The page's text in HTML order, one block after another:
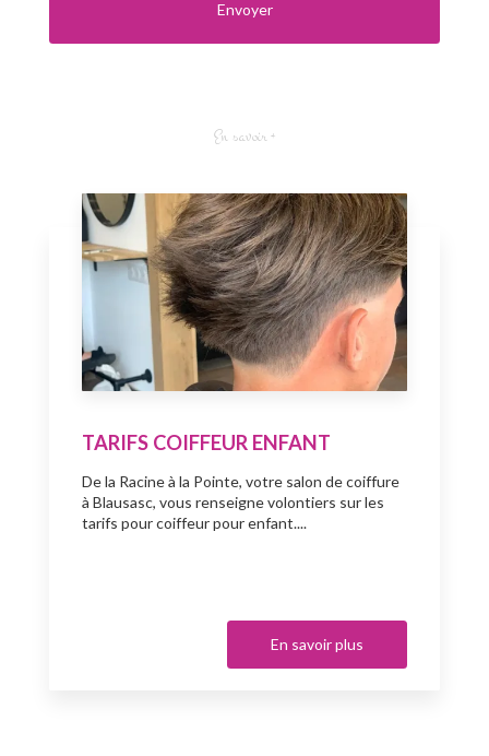
En savoir +
TARIFS COIFFEUR ENFANT
De la Racine à la Pointe, votre salon de coiffure
à Blausasc, vous renseigne volontiers sur les
tarifs pour coiffeur pour enfant....
En savoir plus